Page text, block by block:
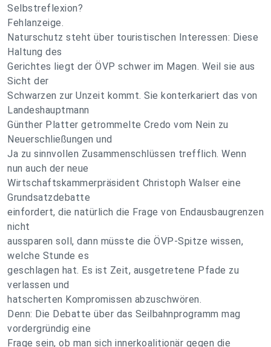
Selbstreflexion?
Fehlanzeige.
Naturschutz steht über touristischen Interessen: Diese
Haltung des
Gerichtes liegt der ÖVP schwer im Magen. Weil sie aus
Sicht der
Schwarzen zur Unzeit kommt. Sie konterkariert das von
Landeshauptmann
Günther Platter getrommelte Credo vom Nein zu
Neuerschließungen und
Ja zu sinnvollen Zusammenschlüssen trefflich. Wenn
nun auch der neue
Wirtschaftskammerpräsident Christoph Walser eine
Grundsatzdebatte
einfordert, die natürlich die Frage von Endausbaugrenzen
nicht
aussparen soll, dann müsste die ÖVP-Spitze wissen,
welche Stunde es
geschlagen hat. Es ist Zeit, ausgetretene Pfade zu
verlassen und
hatscherten Kompromissen abzuschwören.
Denn: Die Debatte über das Seilbahnprogramm mag
vordergründig eine
Frage sein, ob man sich innerkoalitionär gegen die